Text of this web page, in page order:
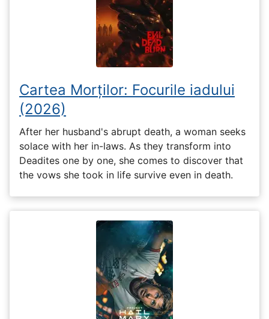
Cartea Morților: Focurile iadului
(2026)
After her husband's abrupt death, a woman seeks
solace with her in-laws. As they transform into
Deadites one by one, she comes to discover that
the vows she took in life survive even in death.